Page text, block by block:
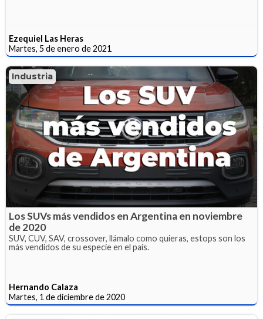
Ezequiel Las Heras
Martes, 5 de enero de 2021
Industria
Los SUVs más vendidos en Argentina en noviembre
de 2020
SUV, CUV, SAV, crossover, llámalo como quieras, estops son los
más vendidos de su especie en el país.
Hernando Calaza
Martes, 1 de diciembre de 2020